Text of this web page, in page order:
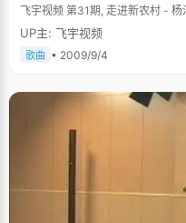
飞宇视频 第31期, 走进新农村 - 杨
UP主: 飞宇视频
歌曲 • 2009/9/4